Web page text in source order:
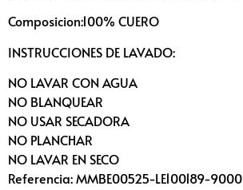
Composicion:100% CUERO
INSTRUCCIONES DE LAVADO:
NO LAVAR CON AGUA
NO BLANQUEAR
NO USAR SECADORA
NO PLANCHAR
NO LAVAR EN SECO
Referencia: MMBE00525-LE100189-9000